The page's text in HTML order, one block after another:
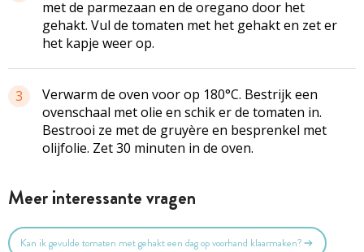
met de parmezaan en de oregano door het
gehakt. Vul de tomaten met het gehakt en zet er
het kapje weer op.
3
Verwarm de oven voor op 180°C. Bestrijk een
ovenschaal met olie en schik er de tomaten in.
Bestrooi ze met de gruyère en besprenkel met
olijfolie. Zet 30 minuten in de oven.
Meer interessante vragen
Kan ik gevulde tomaten met gehakt een dag op voorhand klaarmaken?